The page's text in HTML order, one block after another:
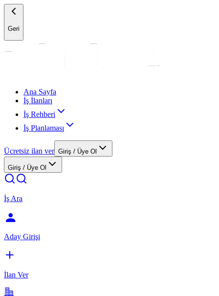
Geri
Ana Sayfa
İş İlanları
İş Rehberi
İş Planlaması
Ücretsiz ilan ver Giriş / Üye Ol
Giriş / Üye Ol
İş Ara
Aday Girişi
İlan Ver